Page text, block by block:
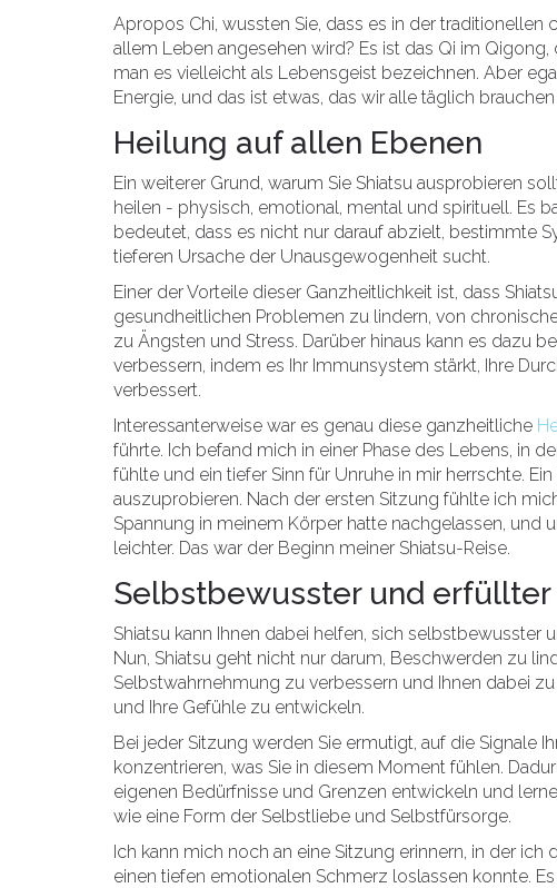
Apropos Chi, wussten Sie, dass es in der
allem Leben angesehen wird? Es ist das Qi im
man es vielleicht als Lebensgeist bezeichnen. Aber
Energie, und das ist etwas, das wir alle täglich
Heilung auf allen Ebenen
Ein weiterer Grund, warum Sie Shiatsu ausprobieren
heilen - physisch, emotional, mental und spirituell. Es
bedeutet, dass es nicht nur darauf abzielt, bestimmte
tieferen Ursache der Unausgewogenheit sucht.
Einer der Vorteile dieser Ganzheitlichkeit ist, dass
gesundheitlichen Problemen zu lindern, von
zu Ängsten und Stress. Darüber hinaus kann es dazu
verbessern, indem es Ihr Immunsystem stärkt, Ihre
verbessert.
Interessanterweise war es genau diese ganzheitliche
führte. Ich befand mich in einer Phase des Lebens, in
fühlte und ein tiefer Sinn für Unruhe in mir herrschte.
auszuprobieren. Nach der ersten Sitzung fühlte ich
Spannung in meinem Körper hatte nachgelassen,
leichter. Das war der Beginn meiner Shiatsu-Reise.
Selbstbewusster und
Shiatsu kann Ihnen dabei helfen, sich selbstbewusster
Nun, Shiatsu geht nicht nur darum, Beschwerden zu
Selbstwahrnehmung zu verbessern und Ihnen dabei
und Ihre Gefühle zu entwickeln.
Bei jeder Sitzung werden Sie ermutigt, auf die Signale
konzentrieren, was Sie in diesem Moment fühlen.
eigenen Bedürfnisse und Grenzen entwickeln und
wie eine Form der Selbstliebe und Selbstfürsorge.
Ich kann mich noch an eine Sitzung erinnern, in der
einen tiefen emotionalen Schmerz loslassen konnte.